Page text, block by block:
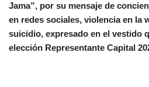
Jama”, por su mensaje de
en redes sociales, violencia en la
suicidio, expresado en el vestido
elección Representante Capital